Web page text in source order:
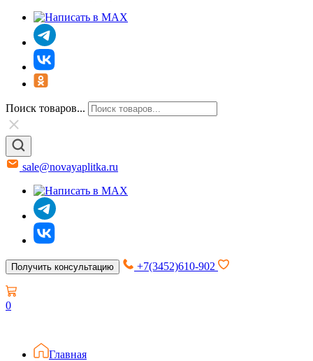
Поиск товаров...
sale@novayaplitka.ru
Получить консультацию +7(3452)610-902
0
Главная